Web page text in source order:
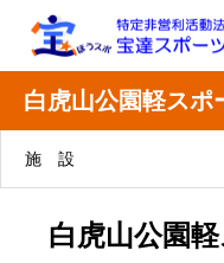
白虎山公園軽スポ
施 設
白虎山公園